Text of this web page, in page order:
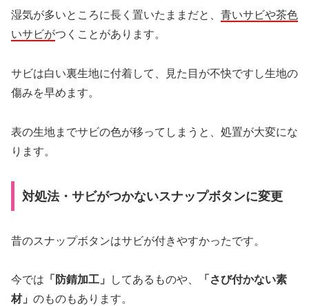
湿気が多いところに長く置いたままだと、 青いサビや茶色
いサビがつくことがあります。
サビは白い裏生地に付着して、見た目が不快ですし生地の
傷みを早めます。
表の生地までサビの色が移ってしまうと、処置が大変にな
ります。
対処法・サビがつかないスナップボタンに変更
昔のスナップボタンはサビが付きやすかったです。
今では 「防錆加工」 してあるものや、
「さび付かない素
材」 のものもあります。